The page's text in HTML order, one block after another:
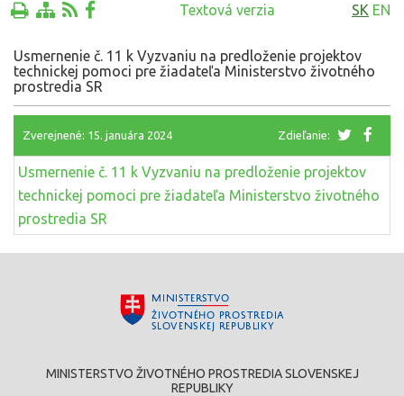
Textová verzia SK EN
Usmernenie č. 11 k Vyzvaniu na predloženie projektov
technickej pomoci pre žiadateľa Ministerstvo životného
prostredia SR
Zverejnené: 15. januára 2024 Zdieľanie:
Usmernenie č. 11 k Vyzvaniu na predloženie projektov
technickej pomoci pre žiadateľa Ministerstvo životného
prostredia SR
MINISTERSTVO ŽIVOTNÉHO PROSTREDIA SLOVENSKEJ
REPUBLIKY